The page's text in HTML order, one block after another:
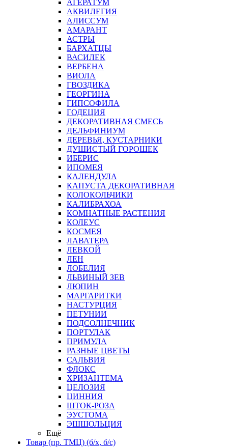
АГЕРАТУМ
АКВИЛЕГИЯ
АЛИССУМ
АМАРАНТ
АСТРЫ
БАРХАТЦЫ
ВАСИЛЕК
ВЕРБЕНА
ВИОЛА
ГВОЗДИКА
ГЕОРГИНА
ГИПСОФИЛА
ГОДЕЦИЯ
ДЕКОРАТИВНАЯ СМЕСЬ
ДЕЛЬФИНИУМ
ДЕРЕВЬЯ, КУСТАРНИКИ
ДУШИСТЫЙ ГОРОШЕК
ИБЕРИС
ИПОМЕЯ
КАЛЕНДУЛА
КАПУСТА ДЕКОРАТИВНАЯ
КОЛОКОЛЬЧИКИ
КАЛИБРАХОА
КОМНАТНЫЕ РАСТЕНИЯ
КОЛЕУС
КОСМЕЯ
ЛАВАТЕРА
ЛЕВКОЙ
ЛЕН
ЛОБЕЛИЯ
ЛЬВИНЫЙ ЗЕВ
ЛЮПИН
МАРГАРИТКИ
НАСТУРЦИЯ
ПЕТУНИИ
ПОДСОЛНЕЧНИК
ПОРТУЛАК
ПРИМУЛА
РАЗНЫЕ ЦВЕТЫ
САЛЬВИЯ
ФЛОКС
ХРИЗАНТЕМА
ЦЕЛОЗИЯ
ЦИННИЯ
ШТОК-РОЗА
ЭУСТОМА
ЭШШОЛЬЦИЯ
Ещё
Товар (пр. ТМЦ) (б/х, б/с)